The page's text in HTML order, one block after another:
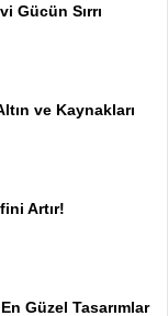
Gücün Sırrı
ve Kaynakları
Artır!
Güzel Tasarımlar